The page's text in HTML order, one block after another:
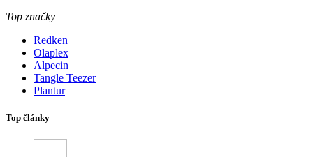
Top značky
Redken
Olaplex
Alpecin
Tangle Teezer
Plantur
Top články